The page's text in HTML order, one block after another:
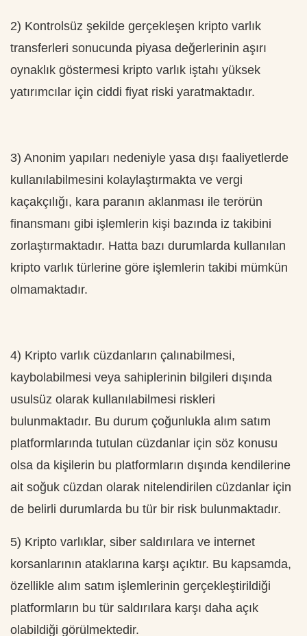
2) Kontrolsüz şekilde gerçekleşen kripto varlık
transferleri sonucunda piyasa değerlerinin aşırı
oynaklık göstermesi kripto varlık iştahı yüksek
yatırımcılar için ciddi fiyat riski yaratmaktadır.
3) Anonim yapıları nedeniyle yasa dışı faaliyetlerde
kullanılabilmesini kolaylaştırmakta ve vergi
kaçakçılığı, kara paranın aklanması ile terörün
finansmanı gibi işlemlerin kişi bazında iz takibini
zorlaştırmaktadır. Hatta bazı durumlarda kullanılan
kripto varlık türlerine göre işlemlerin takibi mümkün
olmamaktadır.
4) Kripto varlık cüzdanların çalınabilmesi,
kaybolabilmesi veya sahiplerinin bilgileri dışında
usulsüz olarak kullanılabilmesi riskleri
bulunmaktadır. Bu durum çoğunlukla alım satım
platformlarında tutulan cüzdanlar için söz konusu
olsa da kişilerin bu platformların dışında kendilerine
ait soğuk cüzdan olarak nitelendirilen cüzdanlar için
de belirli durumlarda bu tür bir risk bulunmaktadır.
5) Kripto varlıklar, siber saldırılara ve internet
korsanlarının ataklarına karşı açıktır. Bu kapsamda,
özellikle alım satım işlemlerinin gerçekleştirildiği
platformların bu tür saldırılara karşı daha açık
olabildiği görülmektedir.